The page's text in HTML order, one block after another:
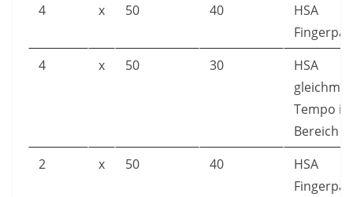
4
x 50 40
HSA
4
x 50 30
HSA
Tempo
Bereich
2
x 50 40
HSA